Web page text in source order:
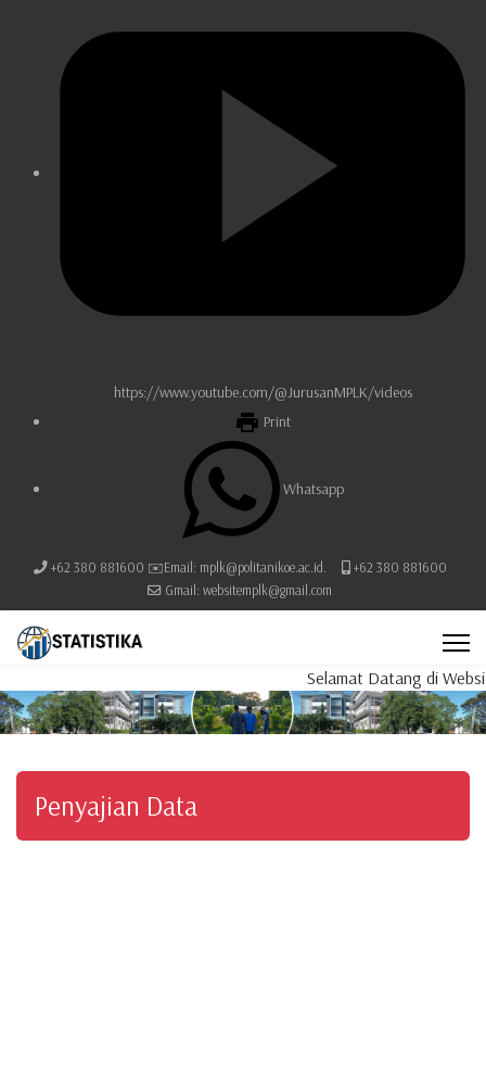
https://www.youtube.com/@JurusanMPLK/videos
Print
Whatsapp
+62 380 881600 ✉️Email: mplk@politanikoe.ac.id.
+62 380 881600
Gmail: websitemplk@gmail.com
Selamat Datang di
Penyajian Data